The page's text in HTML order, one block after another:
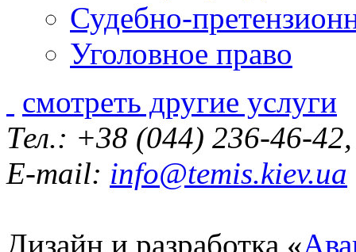
Судебно-
Уголовное право
смотреть другие услуги
Тел.: +38 (044) 236-46-
E-mail: info@temis.kiev.ua
Дизайн и разработка «